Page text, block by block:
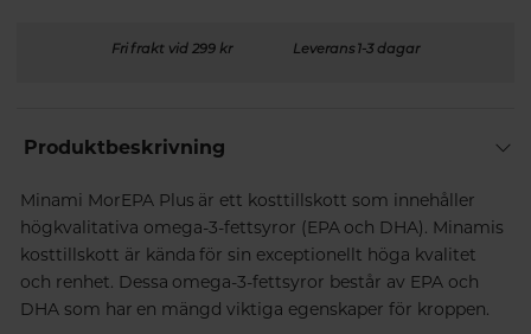
Fri frakt vid 299 kr Leverans 1-3 dagar
Produktbeskrivning
Minami MorEPA Plus är ett kosttillskott som innehåller
högkvalitativa omega-3-fettsyror (EPA och DHA). Minamis
kosttillskott är kända för sin exceptionellt höga kvalitet
och renhet. Dessa omega-3-fettsyror består av EPA och
DHA som har en mängd viktiga egenskaper för kroppen.